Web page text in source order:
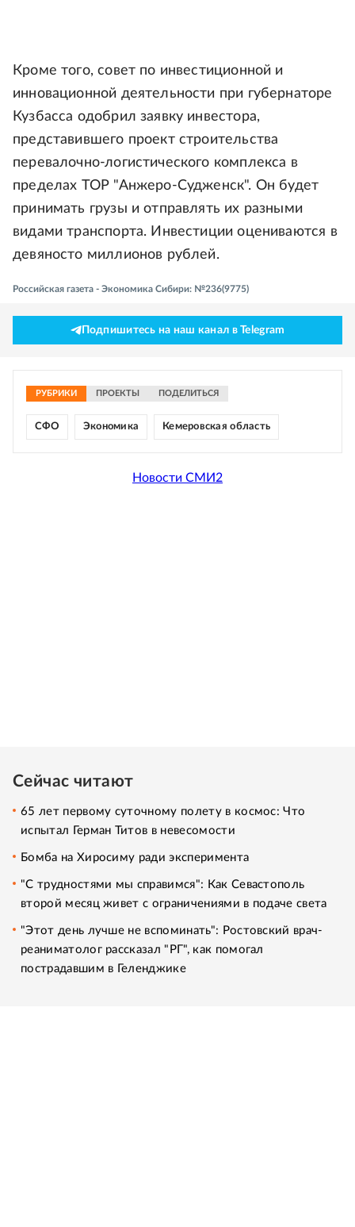
Кроме того, совет по инвестиционной и
инновационной деятельности при губернаторе
Кузбасса одобрил заявку инвестора,
представившего проект строительства
перевалочно-логистического комплекса в
пределах ТОР "Анжеро-Судженск". Он будет
принимать грузы и отправлять их разными
видами транспорта. Инвестиции оцениваются в
девяносто миллионов рублей.
Российская газета - Экономика Сибири: №236(9775)
Подпишитесь на наш канал в Telegram
РУБРИКИ ПРОЕКТЫ ПОДЕЛИТЬСЯ
СФО Экономика Кемеровская область
Новости СМИ2
Сейчас читают
65 лет первому суточному полету в космос: Что
испытал Герман Титов в невесомости
Бомба на Хиросиму ради эксперимента
"С трудностями мы справимся": Как Севастополь
второй месяц живет с ограничениями в подаче света
"Этот день лучше не вспоминать": Ростовский врач-
реаниматолог рассказал "РГ", как помогал
пострадавшим в Геленджике